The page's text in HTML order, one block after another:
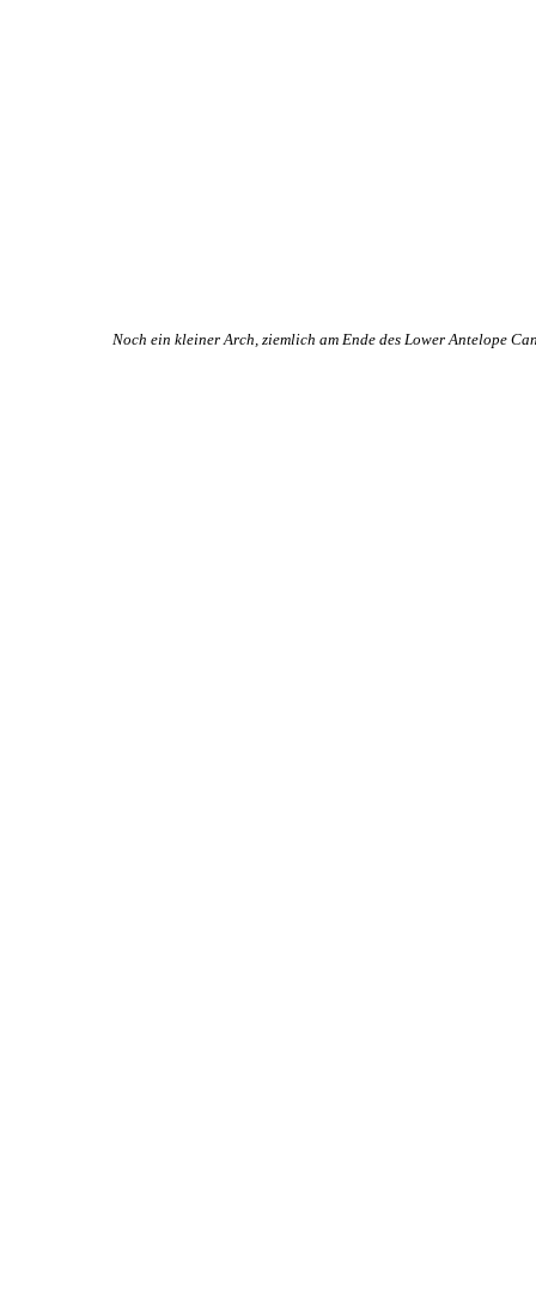
Noch ein kleiner Arch, ziemlich am Ende des Lower Antelope